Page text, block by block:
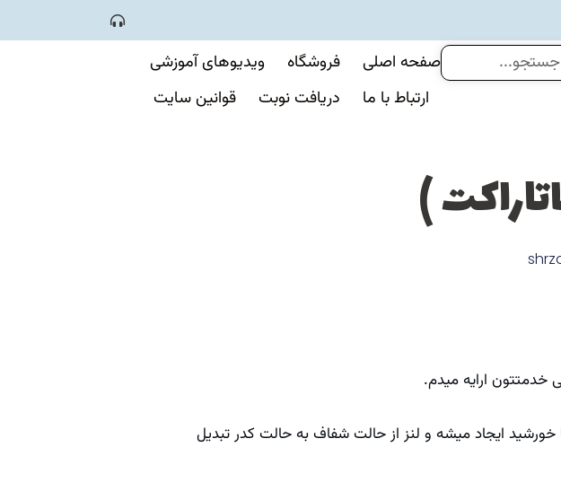
صفحه اصلی فروشگاه
ویدیوهای آموزشی
ارتباط با ما
دریافت نوبت قوانین سایت
)
خدمتتون ارایه میدم.
آب مروارید مربوط به لنز داخلی چشم می باشد که در طی سالیان بدلیل جذب UV خورشید ایجاد میشه و لنز از حالت شفاف به حالت کدر تبدیل